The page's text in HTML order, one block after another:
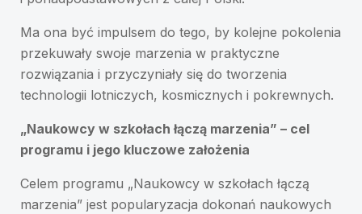
Ma ona być impulsem do tego, by kolejne pokolenia
przekuwały swoje marzenia w praktyczne
rozwiązania i przyczyniały się do tworzenia
technologii lotniczych, kosmicznych i pokrewnych.
„Naukowcy w szkołach łączą marzenia” – cel
programu i jego kluczowe założenia
Celem programu „Naukowcy w szkołach łączą
marzenia” jest popularyzacja dokonań naukowych